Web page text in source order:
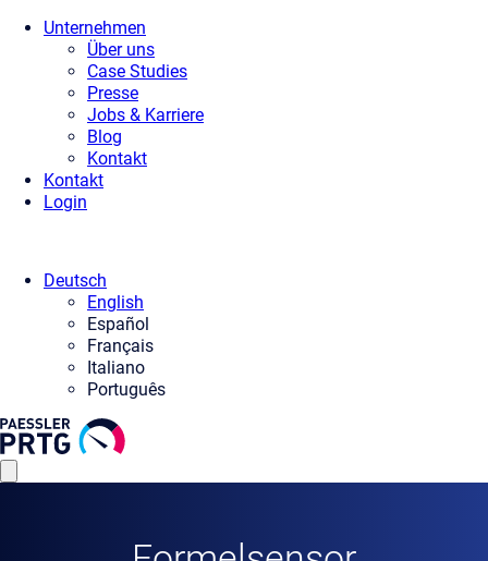
Unternehmen
Über uns
Case Studies
Presse
Jobs & Karriere
Blog
Kontakt
Kontakt
Login
Deutsch
English
Español
Français
Italiano
Português